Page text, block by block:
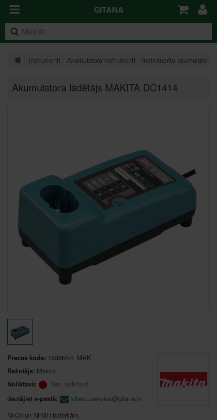
GITANA
Instrumenti Akumulatora instrumenti Instrumentu akumulatori
Akumulatora lādētājs MAKITA DC1414
Preces kods: 193864-0_MAK
Ražotājs: Makita
Noliktavā:
Nav noliktavā
Jautājiet e-pastā:
klientu.serviss@gitana.lv
Ni-Cd un Ni-MH baterijām.